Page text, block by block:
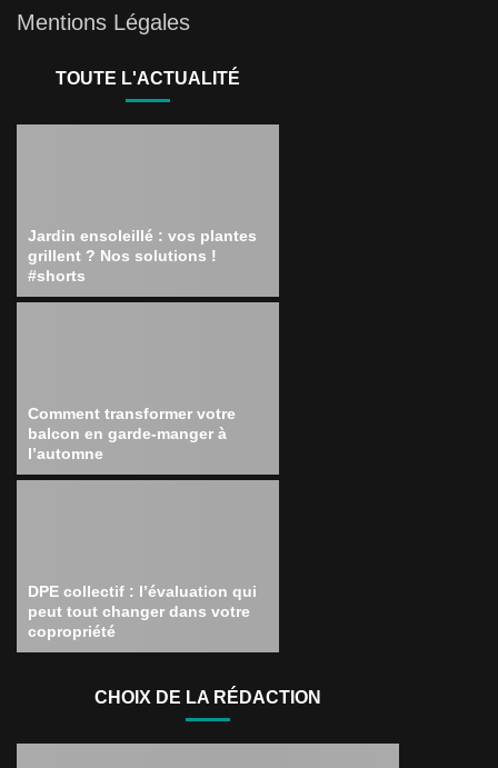
Mentions Légales
TOUTE L'ACTUALITÉ
Jardin ensoleillé : vos plantes
grillent ? Nos solutions !
#shorts
Comment transformer votre
balcon en garde-manger à
l’automne
DPE collectif : l’évaluation qui
peut tout changer dans votre
copropriété
CHOIX DE LA RÉDACTION